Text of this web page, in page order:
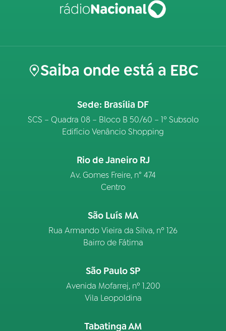
Saiba onde está a EBC
Sede: Brasília DF
SCS – Quadra 08 – Bloco B 50/60 – 1º Subsolo
Edifício Venâncio Shopping
Rio de Janeiro RJ
Av. Gomes Freire, n° 474
Centro
São Luís MA
Rua Armando Vieira da Silva, nº 126
Bairro de Fátima
São Paulo SP
Avenida Mofarrej, nº 1.200
Vila Leopoldina
Tabatinga AM